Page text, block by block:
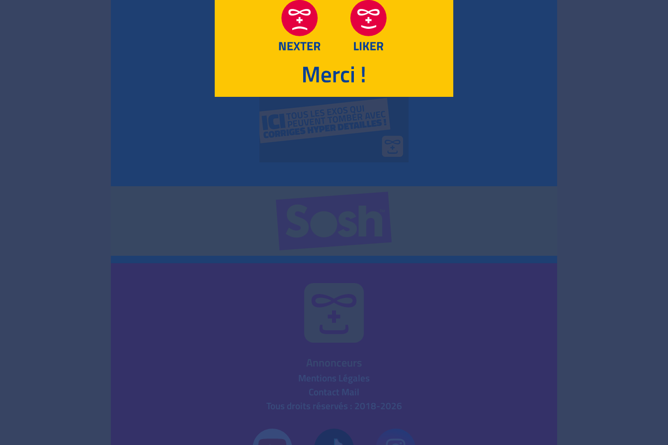
Mentions Légales
Contact Mail
Tous droits réservés : 2018-2026